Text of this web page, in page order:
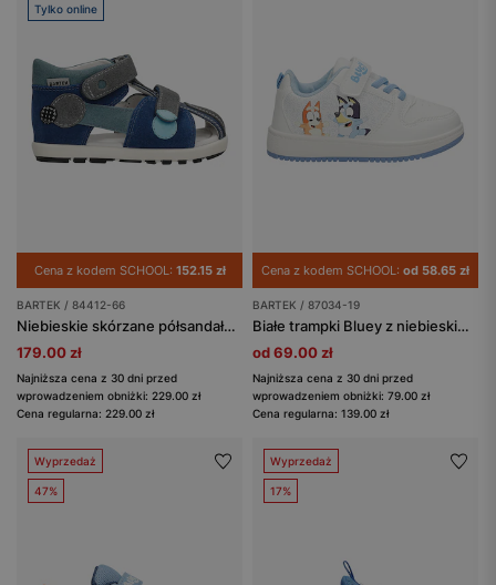
Tylko online
Cena z kodem SCHOOL: 152.15 zł
BARTEK / 84412-66
Niebieskie skórzane półsandały z popielatymi wstawkami BARTEK 84412-66
179.00 zł
Najniższa cena z 30 dni przed
wprowadzeniem obniżki: 229.00 zł
Cena regularna: 229.00 zł
Cena z kodem SCHOOL: od 58.65 zł
BARTEK / 87034-19
Białe trampki Bluey z niebieskimi wstawkami BARTEK 87034-19
od 69.00 zł
Najniższa cena z 30 dni przed
wprowadzeniem obniżki: 79.00 zł
Cena regularna: 139.00 zł
Wyprzedaż
47%
Wyprzedaż
17%